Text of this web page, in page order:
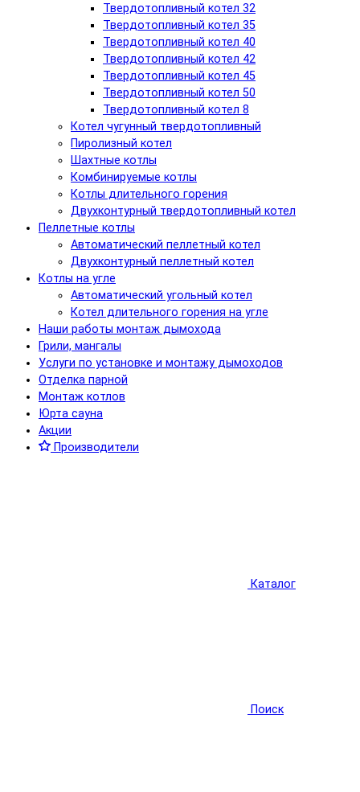
Твердотопливный котел 32
Твердотопливный котел 35
Твердотопливный котел 40
Твердотопливный котел 42
Твердотопливный котел 45
Твердотопливный котел 50
Твердотопливный котел 8
Котел чугунный твердотопливный
Пиролизный котел
Шахтные котлы
Комбинируемые котлы
Котлы длительного горения
Двухконтурный твердотопливный котел
Пеллетные котлы
Автоматический пеллетный котел
Двухконтурный пеллетный котел
Котлы на угле
Автоматический угольный котел
Котел длительного горения на угле
Наши работы монтаж дымохода
Грили, мангалы
Услуги по установке и монтажу дымоходов
Отделка парной
Монтаж котлов
Юрта сауна
Акции
Производители
Каталог
Поиск